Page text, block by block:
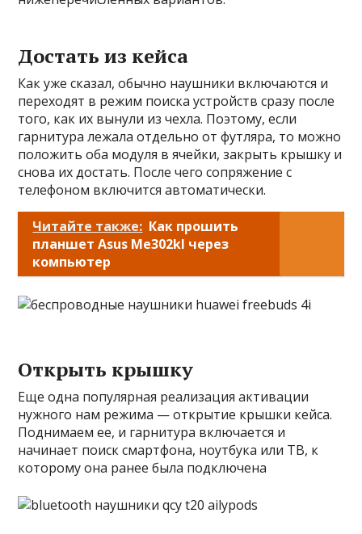
Достать из кейса
Как уже сказал, обычно наушники включаются и
переходят в режим поиска устройств сразу после
того, как их вынули из чехла. Поэтому, если
гарнитура лежала отдельно от футляра, то можно
положить оба модуля в ячейки, закрыть крышку и
снова их достать. После чего сопряжение с
телефоном включится автоматически.
Читайте также: Как прошить
планшет Asus Me302kl через
компьютер
Открыть крышку
Еще одна популярная реализация активации
нужного нам режима — открытие крышки кейса.
Поднимаем ее, и гарнитура включается и
начинает поиск смартфона, ноутбука или ТВ, к
которому она ранее была подключена